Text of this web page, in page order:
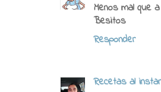
Menos mal que
Besitos
Responder
Recetas al